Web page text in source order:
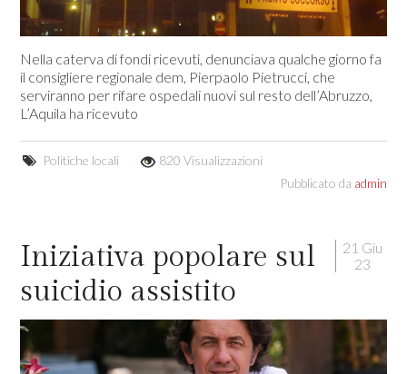
Nella caterva di fondi ricevuti, denunciava qualche giorno fa
il consigliere regionale dem, Pierpaolo Pietrucci, che
serviranno per rifare ospedali nuovi sul resto dell’Abruzzo,
L’Aquila ha ricevuto
Politiche locali
820 Visualizzazioni
Pubblicato da admin
21 Giu
23
Iniziativa popolare sul
suicidio assistito